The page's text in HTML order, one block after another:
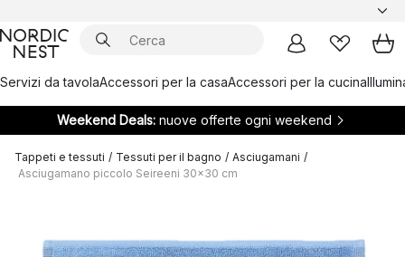
Servizi da tavolaAccessori per la casaAccessori per la cucina
Weekend Deals: nuove offerte ogni weekend
Tappeti e tessuti / Tessuti per il bagno / Asciugamani /
Asciugamano piccolo Seireeni 30x30 cm